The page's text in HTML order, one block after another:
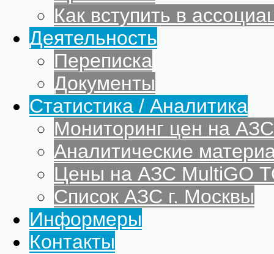
Как вступить в
Деятельность
Переписка
Документы
Статистика / Аналитика
Мониторинг цен на
Аналитические
Цены на АЗС MultiGO
Список АЗС г. Москвы
Информеры
Контакты